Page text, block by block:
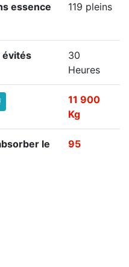
essence
119 pleins
évités
30
Heures
11 900
Kg
le
95